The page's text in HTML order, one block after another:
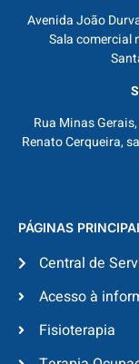
Avenida João
Sala comercial
Rua Minas
Renato Cerqueira,
PÁGINAS
Central de
Acesso à
Fisioterapia